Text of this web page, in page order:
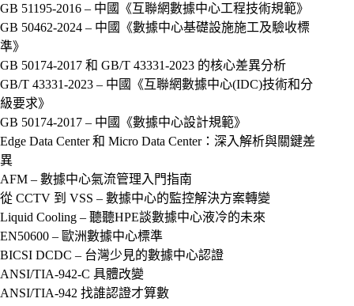
GB 51195-2016 – 中國《互聯網數據中心工程技術規範》
GB 50462-2024 – 中國《數據中心基礎設施施工及驗收標
準》
GB 50174-2017 和 GB/T 43331-2023 的核心差異分析
GB/T 43331-2023 – 中國《互聯網數據中心(IDC)技術和分
級要求》
GB 50174-2017 – 中國《數據中心設計規範》
Edge Data Center 和 Micro Data Center：深入解析與關鍵差
異
AFM – 數據中心氣流管理入門指南
從 CCTV 到 VSS – 數據中心的監控解決方案轉變
Liquid Cooling – 聽聽HPE談數據中心液冷的未來
EN50600 – 歐洲數據中心標準
BICSI DCDC – 台灣少見的數據中心認證
ANSI/TIA-942-C 具體改變
ANSI/TIA-942 找誰認證才算數